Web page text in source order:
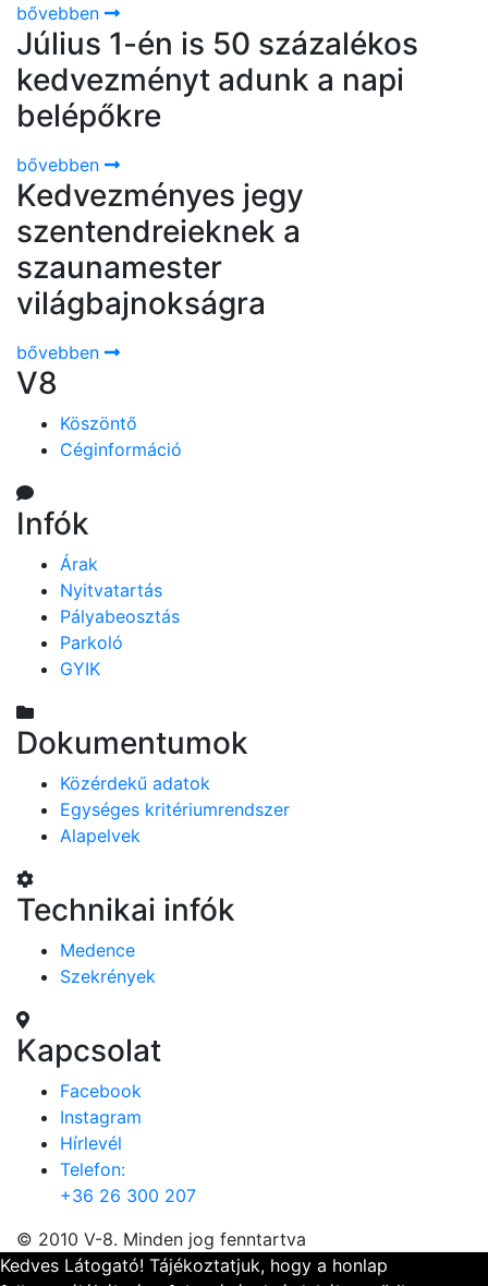
bővebben
Július 1-én is 50 százalékos
kedvezményt adunk a napi
belépőkre
bővebben
Kedvezményes jegy
szentendreieknek a
szaunamester
világbajnokságra
bővebben
V8
Köszöntő
Céginformáció
Infók
Árak
Nyitvatartás
Pályabeosztás
Parkoló
GYIK
Dokumentumok
Közérdekű adatok
Egységes kritériumrendszer
Alapelvek
Technikai infók
Medence
Szekrények
Kapcsolat
Facebook
Instagram
Hírlevél
Telefon:
+36 26 300 207
© 2010 V-8. Minden jog fenntartva
Kedves Látogató! Tájékoztatjuk, hogy a honlap